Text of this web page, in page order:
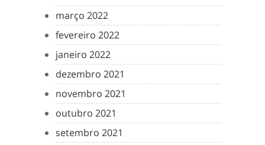
março 2022
fevereiro 2022
janeiro 2022
dezembro 2021
novembro 2021
outubro 2021
setembro 2021